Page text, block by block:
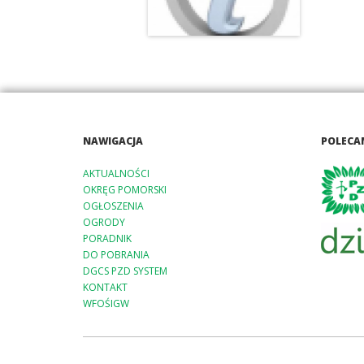
NAWIGACJA
AKTUALNOŚCI
OKRĘG POMORSKI
OGŁOSZENIA
OGRODY
PORADNIK
DO POBRANIA
DGCS PZD SYSTEM
KONTAKT
WFOŚIGW